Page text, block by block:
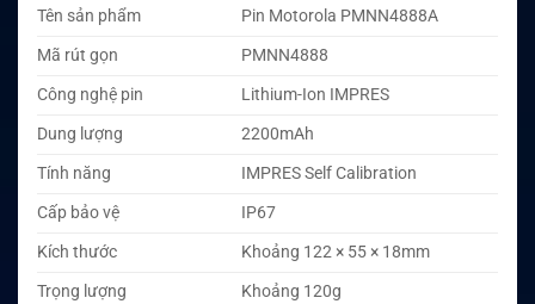
Tên sản phẩm
Pin Motorola PMNN4888A
Mã rút gọn
PMNN4888
Công nghệ pin
Lithium-Ion IMPRES
Dung lượng
2200mAh
Tính năng
IMPRES Self Calibration
Cấp bảo vệ
IP67
Kích thước
Khoảng 122 × 55 × 18mm
Trọng lượng
Khoảng 120g